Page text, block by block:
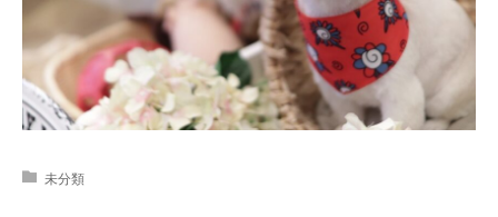
未分類